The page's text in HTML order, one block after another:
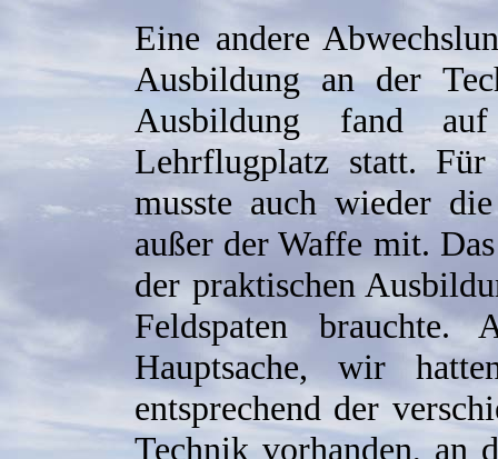
Eine andere
Ausbildung an der
Ausbildung fand auf
Lehrflugplatz statt.
musste auch wieder
außer der Waffe mit.
der praktischen
Feldspaten
Hauptsache, wir
entsprechend der
Technik vorhanden, an